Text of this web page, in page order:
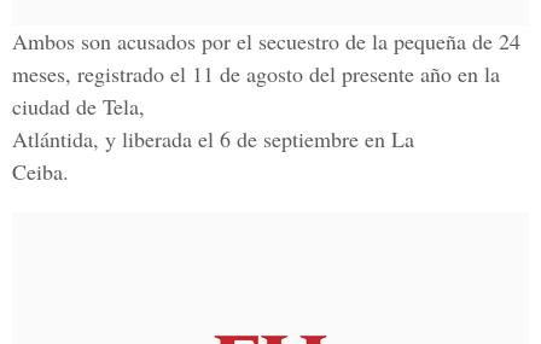
Ambos son acusados por el secuestro de la pequeña de 24
meses, registrado el 11 de agosto del presente año en la
ciudad de Tela,
Atlántida, y liberada el 6 de septiembre en La
Ceiba.